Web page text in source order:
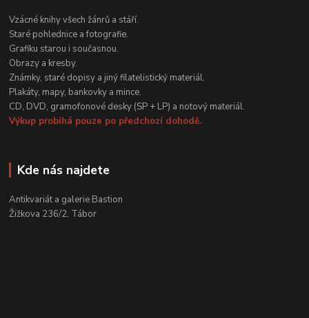
Vzácné knihy všech žánrů a stáří.
Staré pohlednice a fotografie.
Grafiku starou i současnou.
Obrazy a kresby.
Známky, staré dopisy a jiný filatelistický materiál.
Plakáty, mapy, bankovky a mince.
CD, DVD, gramofonové desky (SP + LP) a notový materiál.
Výkup probíhá pouze po předchozí dohodě.
Kde nás najdete
Antikvariát a galerie Bastion
Žižkova 236/2, Tábor